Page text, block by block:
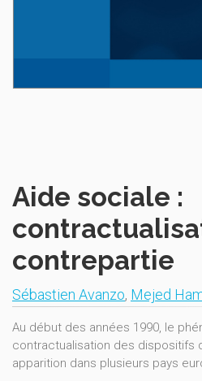
Aide sociale :
contrepartie
Sébastien Avanzo, Mejed
Au début des années 1990, le
contractualisation des dispositifs
apparition dans plusieurs pays